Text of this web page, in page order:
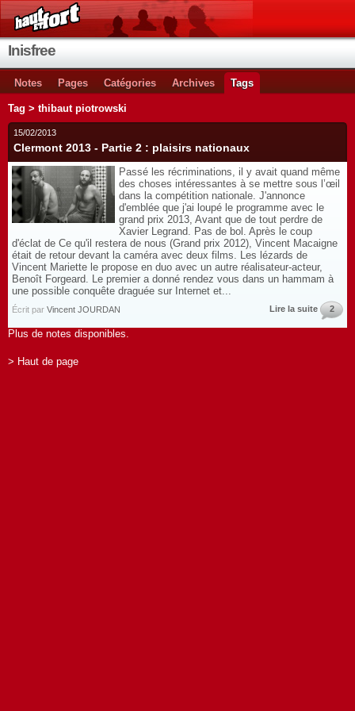
Inisfree
Notes Pages Catégories Archives Tags
Tag > thibaut piotrowski
15/02/2013
Clermont 2013 - Partie 2 : plaisirs nationaux
Passé les récriminations, il y avait quand même
des choses intéressantes à se mettre sous l’œil
dans la compétition nationale. J'annonce
d'emblée que j'ai loupé le programme avec le
grand prix 2013, Avant que de tout perdre de
Xavier Legrand. Pas de bol. Après le coup
d'éclat de Ce qu'il restera de nous (Grand prix 2012), Vincent Macaigne
était de retour devant la caméra avec deux films. Les lézards de
Vincent Mariette le propose en duo avec un autre réalisateur-acteur,
Benoît Forgeard. Le premier a donné rendez vous dans un hammam à
une possible conquête draguée sur Internet et...
Écrit par Vincent JOURDAN Lire la suite 2
Plus de notes disponibles.
> Haut de page